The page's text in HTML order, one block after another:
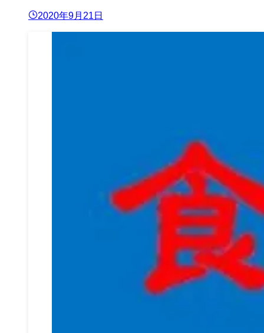
2020年9月21日